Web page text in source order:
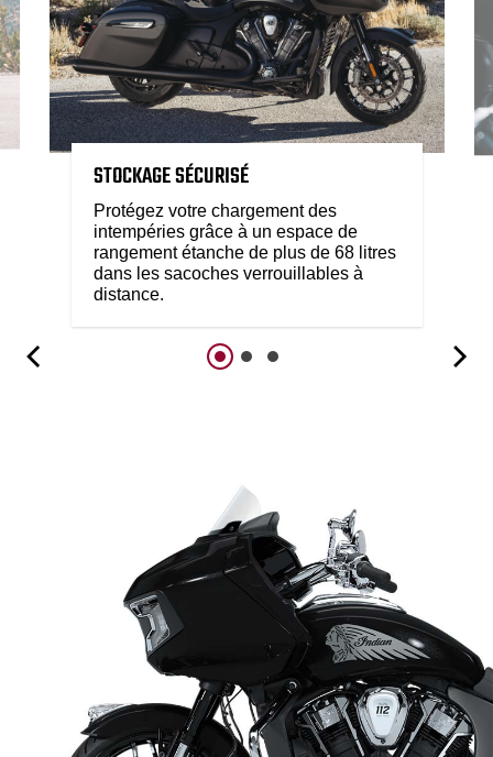
STOCKAGE SÉCURISÉ
Protégez votre chargement des
intempéries grâce à un espace de
rangement étanche de plus de 68 litres
dans les sacoches verrouillables à
distance.